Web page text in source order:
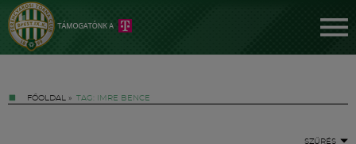
FŐOLDAL » TAG: IMRE BENCE
SZŰRÉS